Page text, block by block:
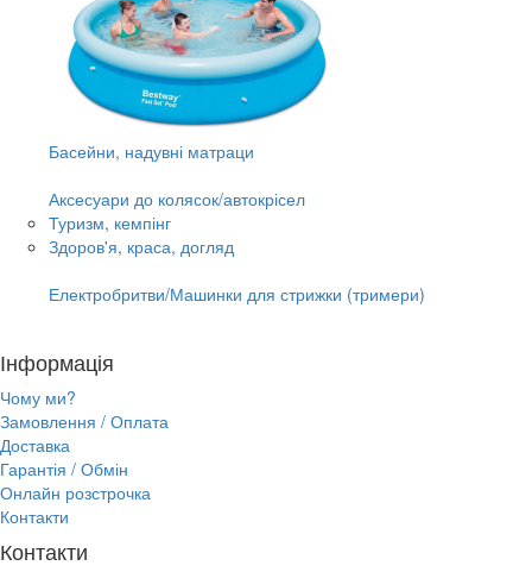
Басейни, надувні матраци
Аксесуари до колясок/автокрісел
Туризм, кемпінг
Здоров'я, краса, догляд
Електробритви/Машинки для стрижки (тримери)
Інформація
Чому ми?
Замовлення / Оплата
Доставка
Гарантія / Обмін
Онлайн розстрочка
Контакти
Контакти